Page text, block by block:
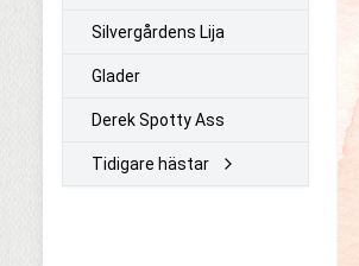
Silvergårdens Lija
Glader
Derek Spotty Ass
Tidigare hästar